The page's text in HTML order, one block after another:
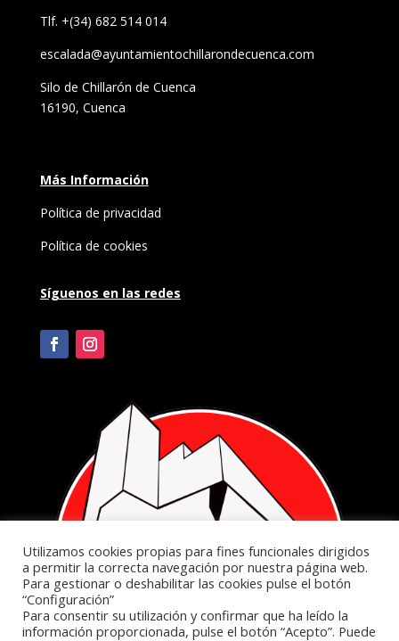
Tlf. +(34) 682 514 014
escalada@ayuntamientochillarondecuenca.com
Silo de Chillarón de Cuenca
16190, Cuenca
Más Información
Política de privacidad
Política de cookies
Síguenos en las redes
Utilizamos cookies propias para fines funcionales dirigidos
a permitir la correcta navegación por nuestra página web.
Para gestionar o deshabilitar las cookies pulse el botón
“Configuración”
Para consentir su utilización y confirmar que ha leído la
información proporcionada, pulse el botón “Acepto”. Puede